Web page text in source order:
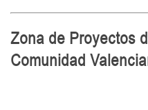
Zona de Proyectos
Comunidad